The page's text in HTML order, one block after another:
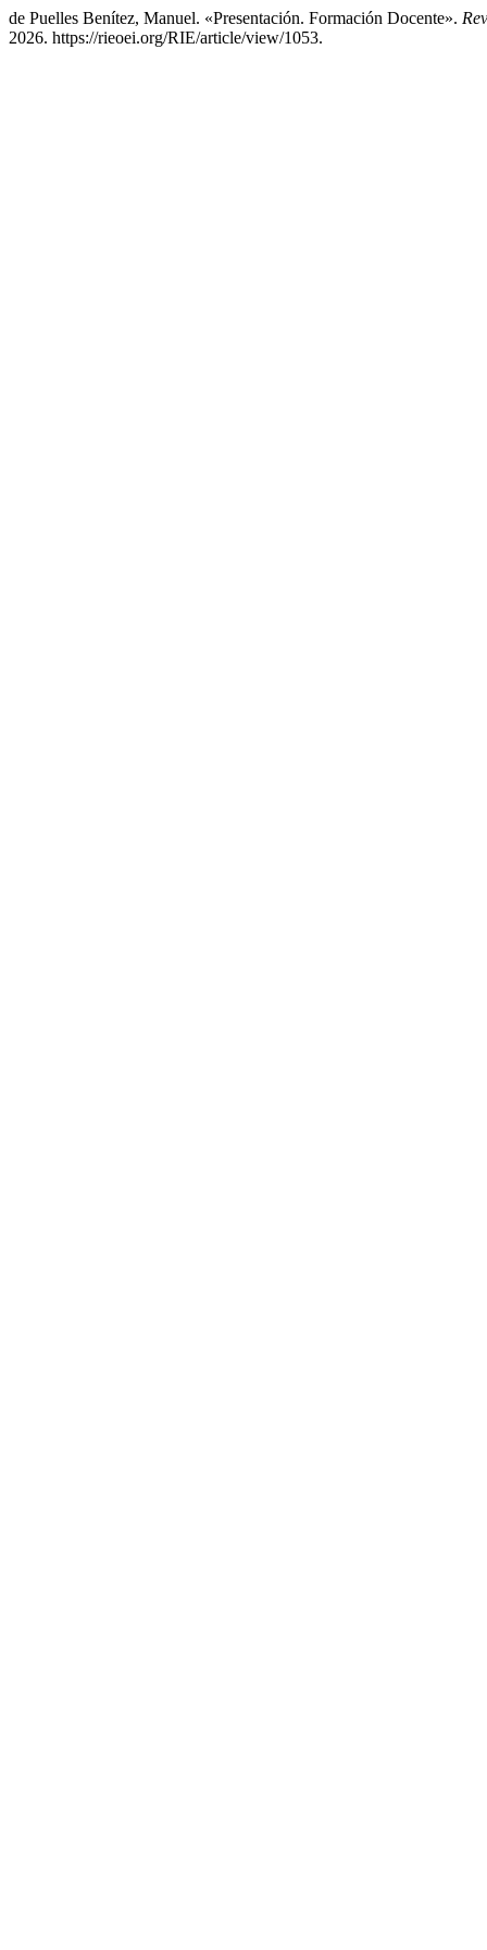
de Puelles Benítez, Manuel. «Presentación. Formación Docente».
2026. https://rieoei.org/RIE/article/view/1053.